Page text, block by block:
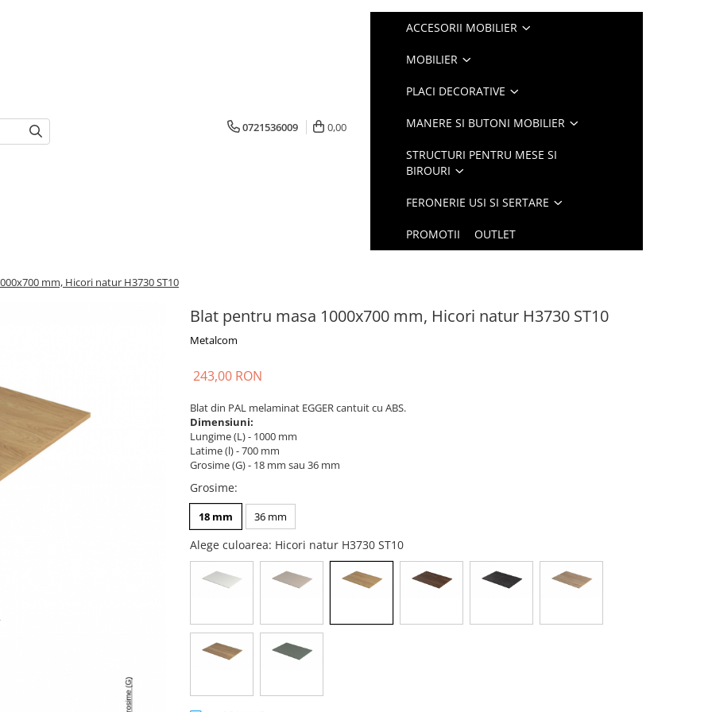
0721536009 0,00
ACCESORII MOBILIER
MOBILIER
PLACI DECORATIVE
MANERE SI BUTONI MOBILIER
STRUCTURI PENTRU MESE SI
BIROURI
FERONERIE USI SI SERTARE
PROMOTII OUTLET
mm, Hicori natur H3730 ST10
Blat pentru masa 1000x700 mm, Hicori natur H3730 ST10
Metalcom
243,00 RON
Blat din PAL melaminat EGGER cantuit cu ABS.
Dimensiuni:
Lungime (L) - 1000 mm
Latime (l) - 700 mm
Grosime (G) - 18 mm sau 36 mm
Grosime:
18 mm 36 mm
Alege culoarea: Hicori natur H3730 ST10